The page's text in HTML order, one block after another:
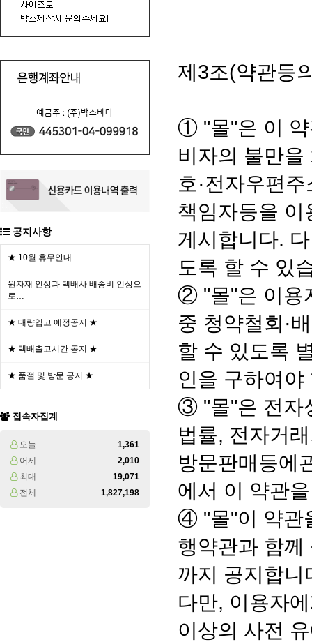
공지사항
★ 10월 휴무안내
원자재 인상과 택배사 배송비 인상으
로…
★ 대량입고 예정공지 ★
★ 택배출고시간 공지 ★
★ 품절 및 방문 공지 ★
접속자집계
오늘
1,361
어제
2,010
최대
19,071
전체
1,827,198
제3조(약관등
① "몰"은 이 약
비자의 불만을
호·전자우편
책임자등을 이
게시합니다.
도록 할 수 있
② "몰"은 이용
중 청약철회·
할 수 있도록
인을 구하여야
③ "몰"은 전자
법률, 전자거
방문판매등에
에서 이 약관
④ "몰"이 약관
행약관과 함께
까지 공지합니
다만, 이용자
이상의 사전